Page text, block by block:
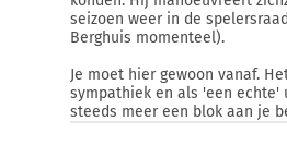
seizoen weer in de
Berghuis momenteel).
Je moet hier gewoon vanaf.
sympathiek en als 'een echte'
steeds meer een blok aan je